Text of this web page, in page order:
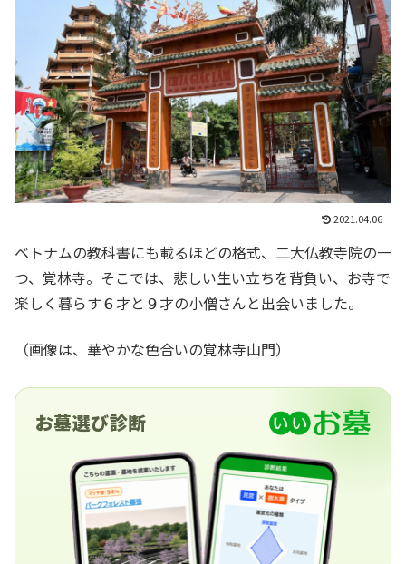
2021.04.06
ベトナムの教科書にも載るほどの格式、二大仏教寺院の一
つ、覚林寺。そこでは、悲しい生い立ちを背負い、お寺で
楽しく暮らす６才と９才の小僧さんと出会いました。
（画像は、華やかな色合いの覚林寺山門）
お墓選び診断